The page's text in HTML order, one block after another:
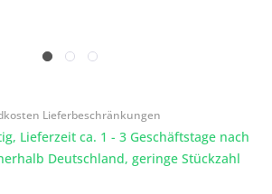
Lieferbeschränkungen
Lieferzeit ca. 1 - 3 Geschäftstage nach
Deutschland, geringe Stückzahl